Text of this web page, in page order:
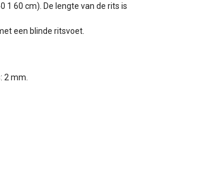
1 60 cm). De lengte van de rits is
een blinde ritsvoet.
2 mm.